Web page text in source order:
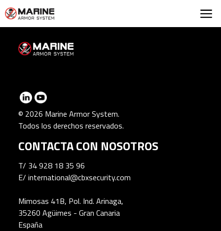
Marine Armor
© 2026 Marine Armor System.
Todos los derechos reservados.
CONTACTA CON NOSOTROS
T/ 34 928 18 35 96
E/international@cbxsecurity.com
Mimosas 41B, Pol. Ind. Arinaga,
35260 Agüimes - Gran Canaria
España